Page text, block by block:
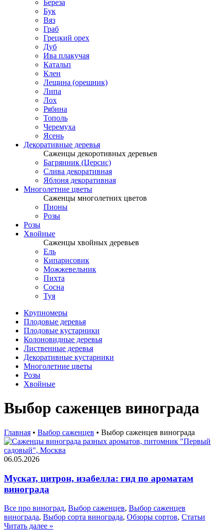
Береза
Бук
Вяз
Граб
Грецкий орех
Дуб
Ива плакучая
Катальп
Клен
Лещина (орешник)
Липа
Лох
Рябина
Тополь
Черемуха
Ясень
Декоративные деревья
Саженцы декоротивных деревьев
Багрянник (Церсис)
Слива декоративная
Яблоня декоративная
Многолетние цветы
Саженцы многолетних цветов
Пионы
Розы
Розы
Хвойные
Саженцы хвойных деревьев
Ель
Кипарисовик
Можжевельник
Пихта
Сосна
Туя
Крупномеры
Плодовые деревья
Плодовые кустарники
Колоновидные деревья
Лиственные деревья
Декоративные кустарники
Многолетние цветы
Розы
Хвойные
Выбор саженцев винограда
Главная • Выбор саженцев • Выбор саженцев винограда
06.05.2026
Мускат, цитрон, изабелла: гид по ароматам
винограда
Все про виноград, Выбор саженцев, Выбор саженцев
винограда, Выбор сорта винограда, Обзоры сортов, Статьи
Читать далее »